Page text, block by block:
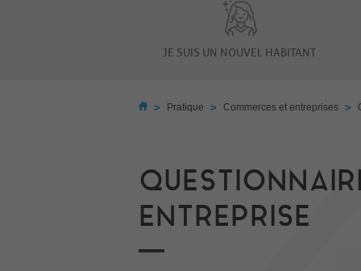
JE SUIS UN NOUVEL HABITANT
> Pratique > Commerces et entreprises >
ENTREPRISE